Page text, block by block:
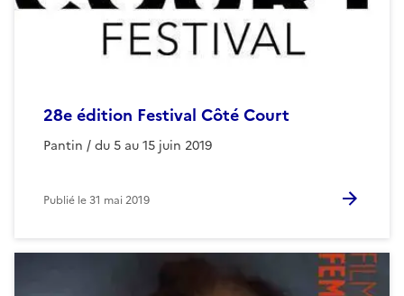
28e édition Festival Côté Court
Pantin / du 5 au 15 juin 2019
Publié le31 mai 2019